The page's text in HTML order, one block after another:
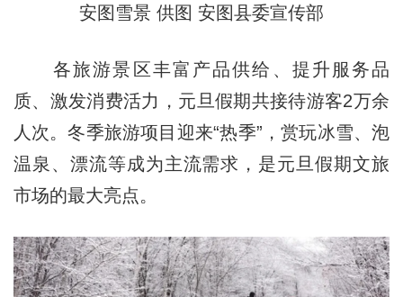
安图雪景 供图 安图县委宣传部
各旅游景区丰富产品供给、提升服务品
质、激发消费活力，元旦假期共接待游客2万余
人次。冬季旅游项目迎来“热季”，赏玩冰雪、泡
温泉、漂流等成为主流需求，是元旦假期文旅
市场的最大亮点。